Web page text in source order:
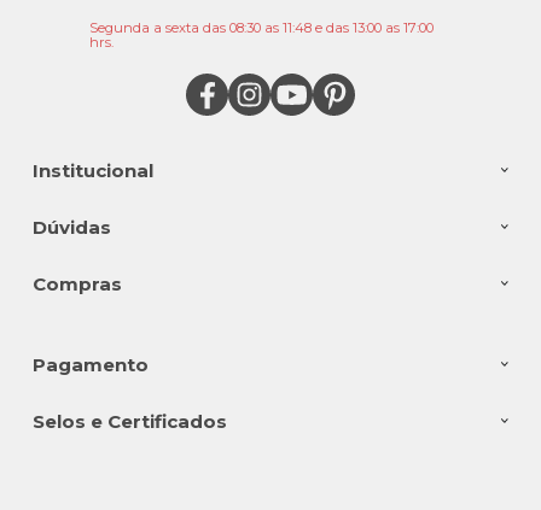
Institucional
Dúvidas
Compras
Segunda a sexta das 08:30 as 11:48 e das 13:00 as 17:00
hrs.
Pagamento
Selos e Certificados